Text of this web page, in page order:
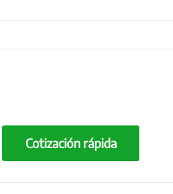
Cotización rápida